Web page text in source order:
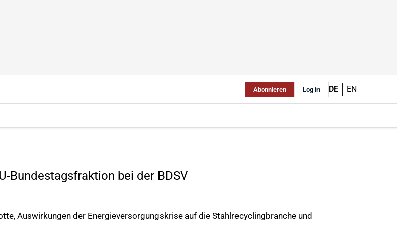
Abonnieren Log in DE EN
Bundestagsfraktion bei der BDSV
Auswirkungen der Energieversorgungskrise auf die Stahlrecyclingbranche und